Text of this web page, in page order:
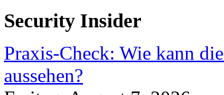
Security Insider
Praxis-Check: Wie kann
aussehen?